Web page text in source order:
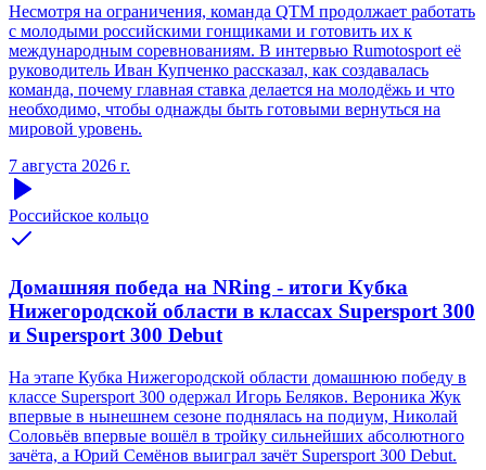
Несмотря на ограничения, команда QTM продолжает работать
с молодыми российскими гонщиками и готовить их к
международным соревнованиям. В интервью Rumotosport её
руководитель Иван Купченко рассказал, как создавалась
команда, почему главная ставка делается на молодёжь и что
необходимо, чтобы однажды быть готовыми вернуться на
мировой уровень.
7 августа 2026 г.
Российское кольцо
Домашняя победа на NRing - итоги Кубка
Нижегородской области в классах Supersport 300
и Supersport 300 Debut
На этапе Кубка Нижегородской области домашнюю победу в
классе Supersport 300 одержал Игорь Беляков. Вероника Жук
впервые в нынешнем сезоне поднялась на подиум, Николай
Соловьёв впервые вошёл в тройку сильнейших абсолютного
зачёта, а Юрий Семёнов выиграл зачёт Supersport 300 Debut.